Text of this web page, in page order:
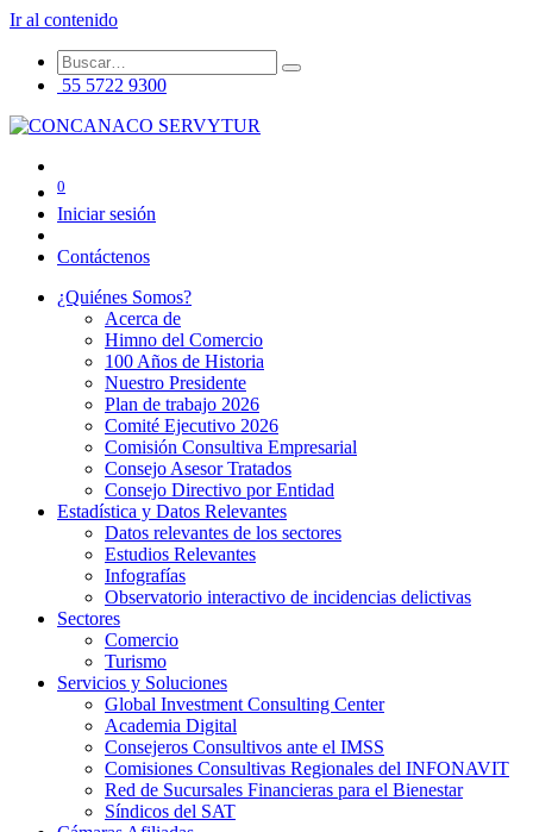
Ir al contenido
55 5722 9300
0
Iniciar sesión
Contáctenos
¿Quiénes Somos?
Acerca de
Himno del Comercio
100 Años de Historia
Nuestro Presidente
Plan de trabajo 2026
Comité Ejecutivo 2026
Comisión Consultiva Empresarial
Consejo Asesor Tratados
Consejo Directivo por Entidad
Estadística y Datos Relevantes
Datos relevantes de los sectores
Estudios Relevantes
Infografías
Observatorio interactivo de incidencias delictivas
Sectores
Comercio
Turismo
Servicios y Soluciones
Global Investment Consulting Center
Academia Digital
Consejeros Consultivos ante el IMSS
Comisiones Consultivas Regionales del INFONAVIT
Red de Sucursales Financieras para el Bienestar
Síndicos del SAT